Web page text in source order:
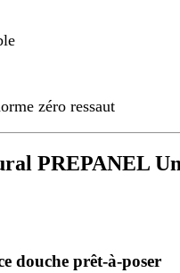
zéro ressaut
PREPANEL
douche prêt-à-poser